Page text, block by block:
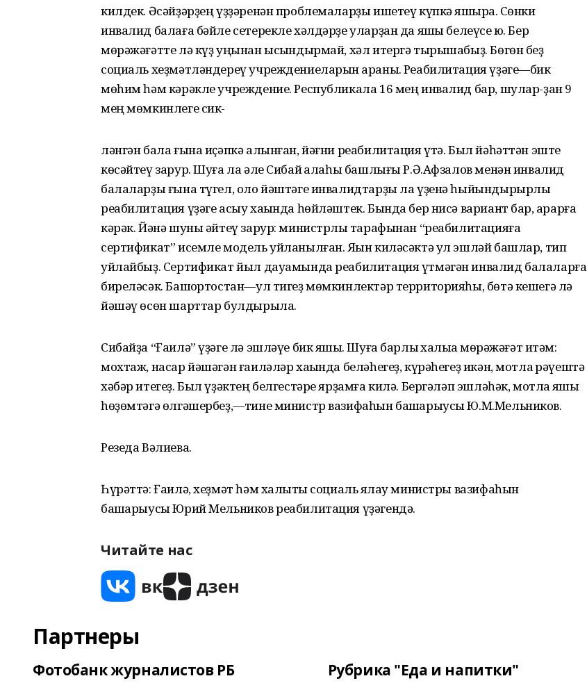
килдек. Әсәйҙәрҙең үҙҙәренән проблемаларҙы ишетеү күпкә яҡшыраҡ. Сөнки
инвалид балаға бәйле сетерекле хәлдәрҙе уларҙан да яҡшы белеүсе юҡ. Бер
мөрәжәғәтте лә күҙ уңынан ысҡындырмай, хәл итергә тырышабыҙ. Бөгөн беҙ
социаль хеҙмәтләндереү учреждениеларын ҡараныҡ. Реабилитация үҙәге—бик
мөһим һәм кәрәкле учреждение. Республикала 16 мең инвалид бар, шулар-ҙан 9
мең мөмкинлеге сик-
ләнгән бала ғына иҫәпкә алынған, йәғни реабилитация үтә. Был йәһәттән эште
көсәйтеү зарур. Шуға ла әле Сибай ҡалаһы башлығы Р.Ә.Афзалов менән инвалид
балаларҙы ғына түгел, оло йәштәге инвалидтарҙы ла үҙенә һыйындырырлыҡ
реабилитация үҙәге асыу хаҡында һөйләштек. Бында бер нисә вариант бар, ҡарарға
кәрәк. Йәнә шуны әйтеү зарур: министрлыҡ тарафынан “реабилитацияға
сертификат” исемле модель уйланылған. Яҡын киләсәктә ул эшләй башлар, тип
уйлайбыҙ. Сертификат йыл дауамында реабилитация үтмәгән инвалид балаларға
биреләсәк. Башҡортостан—ул тигеҙ мөмкинлектәр территорияһы, бөтә кешегә лә
йәшәү өсөн шарттар булдырыла.
Сибайҙа “Ғаилә” үҙәге лә эшләүе бик яҡшы. Шуға барлыҡ халыҡҡа мөрәжәғәт итәм:
мохтаж, насар йәшәгән ғаиләләр хаҡында беләһегеҙ, күрәһегеҙ икән, мотлаҡ рәүештә
хәбәр итегеҙ. Был үҙәктең белгестәре ярҙамға килә. Бергәләп эшләһәк, мотлаҡ яҡшы
һөҙөмтәгә өлгәшербеҙ,—тине министр вазифаһын башҡарыусы Ю.М.Мельников.
Резеда Вәлиева.
Һүрәттә: Ғаилә, хеҙмәт һәм халыҡты социаль яҡлау министры вазифаһын
башҡарыусы Юрий Мельников реабилитация үҙәгендә.
Читайте нас
Партнеры
Фотобанк журналистов РБ Рубрика "Еда и напитки"